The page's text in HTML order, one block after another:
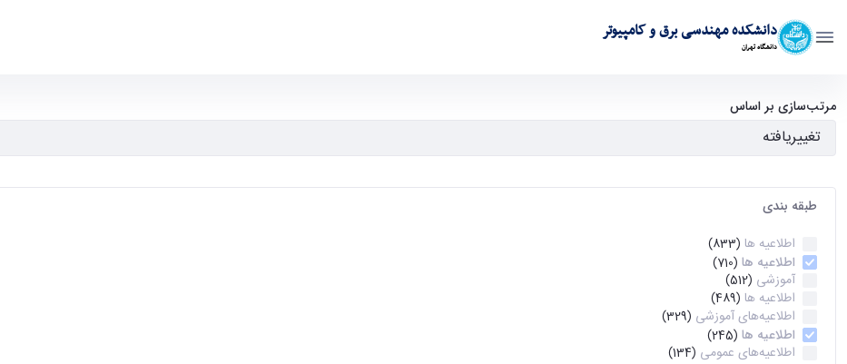
دانشکده مهندسی برق و کامپیوتر
دانشگاه تهران
آرشیو اطلاعیه ها - ece- دانشکده مهندسی برق و کامپیوتر
مرتب‌سازی بر اساس
طبقه بندی
اطلاعیه ها (833)
اطلاعیه ها (710)
آموزشی (512)
اطلاعیه ها (489)
اطلاعیه‌های‌ آموزشی (329)
اطلاعیه ها (245)
اطلاعیه‌های عمومی (134)